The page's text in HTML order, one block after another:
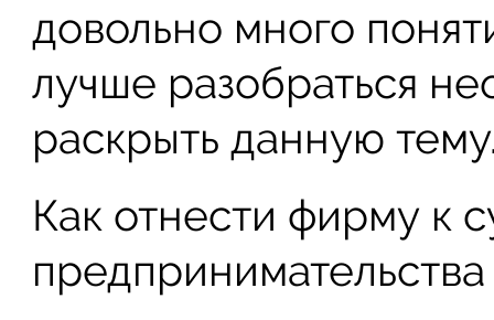
довольно много
лучше разобраться
раскрыть данную
Как отнести фирму к